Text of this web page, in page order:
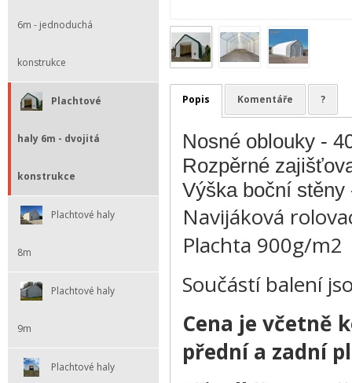
6m - jednoduchá
konstrukce
Plachtové
haly 6m - dvojitá
konstrukce
Plachtové haly
8m
Plachtové haly
9m
Plachtové haly
Popis Komentáře ?
Nosné oblouky -
Rozpěrné
Výška boční
Navijáková
Plachta 900g/m2
Součástí balení
Cena je včetně
přední a zadní